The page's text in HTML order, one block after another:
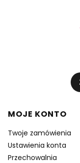
Linki w stopce
MOJE KONTO
Twoje zamówienia
Ustawienia konta
Przechowalnia